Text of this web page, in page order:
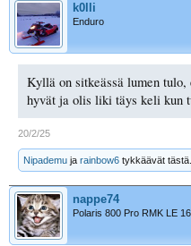
k0lli
Enduro
Kyllä on sitkeässä lumen
hyvät ja olis liki täys keli kun
20/2/25
Nipademu ja rainbow6 tykkäävät tästä.
nappe74
Polaris 800 Pro RMK LE